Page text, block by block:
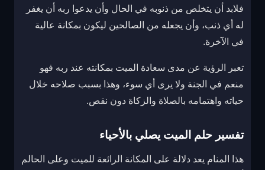
فلابد أن يتخلص من ذنوبه في الحال وأن يدعوا ربه أن يغفر
له أي ذنب، وأن يجعله من الصالحين ليكون بمكانة عالية
في الآخرة.
تعبر الرؤية عن مدى سعادة الميت بمكانته عند ربه فهو
منعم في الجنة ولا يرى أي سوء، وهذا بسبب صلاحه خلال
حياته واهتمامه بالصلاة والزكاة دون نقص.
تفسير حلم الميت يصلي بالأحياء
هذا المنام يعد دلالة على المكانة الرائعة للميت وعلى الحالم